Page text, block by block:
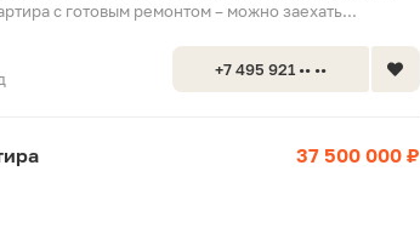
с готовым ремонтом – можно заехать...
+7 495 921 •• ••
37 500 000 ₽